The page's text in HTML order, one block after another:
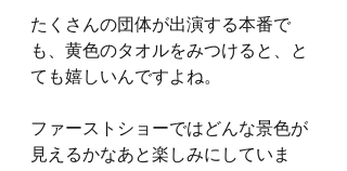
たくさんの団体が出演する本番で
も、黄色のタオルをみつけると、と
ても嬉しいんですよね。
ファーストショーではどんな景色が
見えるかなあと楽しみにしていま